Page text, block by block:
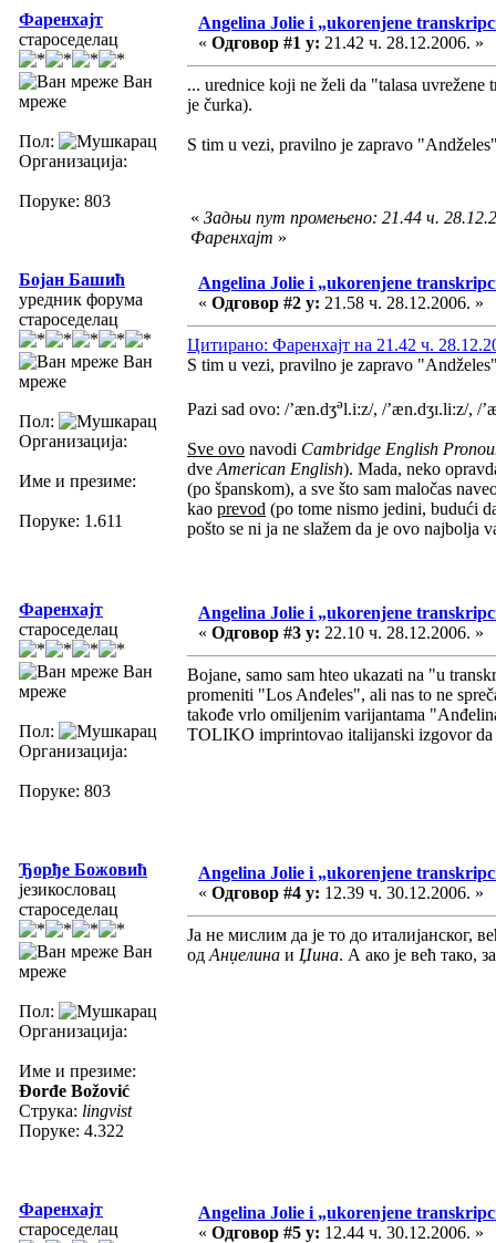
Фаренхајт
староседелац
Ван
мреже
Пол:
Организација:
Поруке: 803
Angelina Jolie i „ukorenjene
« Одговор #1 у: 21.42 ч. 28.12.2006. »
... urednice koji ne želi da "talasa
je čurka).
S tim u vezi, pravilno je zapravo
« Задњи пут промењено: 21.44 ч.
Фаренхајт »
Бојан Башић
уредник форума
староседелац
Ван
мреже
Пол:
Организација:
Име и презиме:
Поруке: 1.611
Angelina Jolie i „ukorenjene
« Одговор #2 у: 21.58 ч. 28.12.2006. »
Цитирано: Фаренхајт на 21.42 ч.
S tim u vezi, pravilno je zapravo
Pazi sad ovo: /’æn.dʒəl.i:z/, /’æn.dʒɪ.li:z/, /
Sve ovo navodi Cambridge English
dve American English). Mada, neko
(po španskom), a sve što sam maločas
kao prevod (po tome nismo jedini, budući
pošto se ni ja ne slažem da je ovo najbolja
Фаренхајт
староседелац
Ван
мреже
Пол:
Организација:
Поруке: 803
Angelina Jolie i „ukorenjene
« Одговор #3 у: 22.10 ч. 28.12.2006. »
Bojane, samo sam hteo ukazati na "u
promeniti "Los Anđeles", ali nas to ne
takođe vrlo omiljenim varijantama
TOLIKO imprintovao italijanski izgovor da
Ђорђе Божовић
језикословац
староседелац
Ван
мреже
Пол:
Организација:
Име и презиме:
Đorđe Božović
Струка: lingvist
Поруке: 4.322
Angelina Jolie i „ukorenjene
« Одговор #4 у: 12.39 ч. 30.12.2006. »
Ја не мислим да је то до италијанског,
од Анџелина и Џина. А ако је већ тако,
Фаренхајт
староседелац
Angelina Jolie i „ukorenjene
« Одговор #5 у: 12.44 ч. 30.12.2006. »